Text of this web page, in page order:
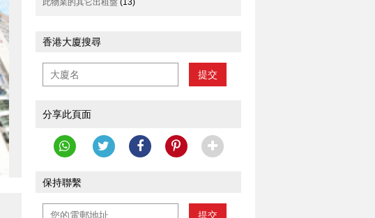
此物業的其它出租盤 (13)
香港大廈搜尋
提交
分享此頁面
保持聯繫
提交